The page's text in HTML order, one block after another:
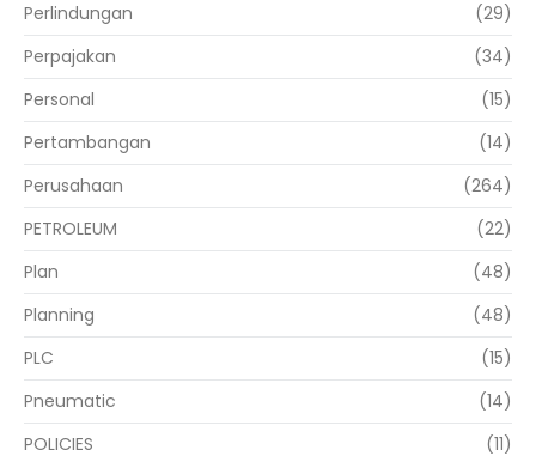
Perlindungan
(29)
Perpajakan
(34)
Personal
(15)
Pertambangan
(14)
Perusahaan
(264)
PETROLEUM
(22)
Plan
(48)
Planning
(48)
PLC
(15)
Pneumatic
(14)
POLICIES
(11)